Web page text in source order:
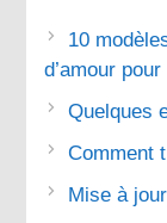
10
d’amour
Quelques
Comment
Mise à